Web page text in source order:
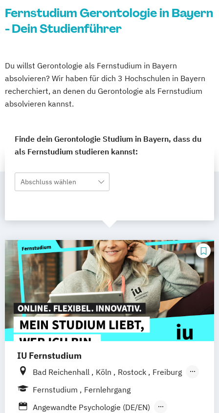
Fernstudium Gerontologie in Bayern
- Dein Studienführer
Du willst Gerontologie als Fernstudium in Bayern
absolvieren? Wir haben für dich 3 Hochschulen in Bayern
recherchiert, an denen du Gerontologie als Fernstudium
absolvieren kannst.
Finde dein Gerontologie Studium in Bayern, dass du
als Fernstudium studieren kannst:
Abschluss wählen
IU Fernstudium
Bad Reichenhall Köln Rostock
Freiburg
Kiel
Frankfurt am Main
Stuttgart
Fernstudium
Fernlehrgang
Angewandte Psychologie (DE/EN)